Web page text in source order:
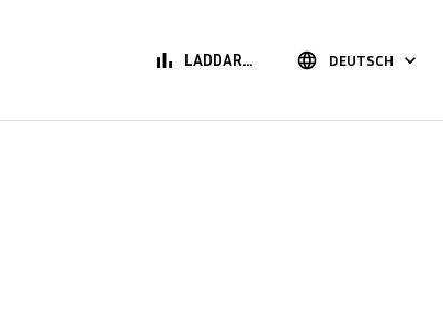
bar_chart LADDAR... language DEUTSCH keyboard_arrow_down